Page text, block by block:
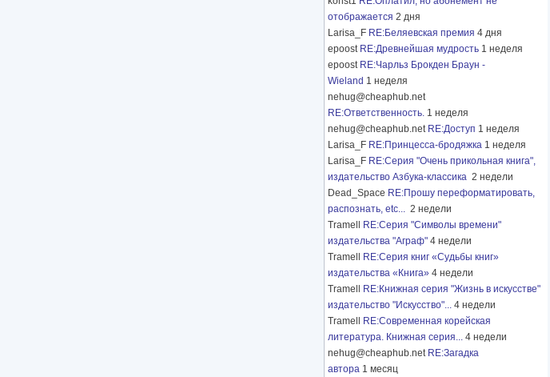
отображается 2 дня
Larisa_F RE:Беляевская премия 4 дня
epoost RE:Древнейшая мудрость 1 неделя
epoost RE:Чарльз Брокден Браун -
Wieland 1 неделя
nehug@cheaphub.net
RE:Ответственность. 1 неделя
nehug@cheaphub.net RE:Доступ 1 неделя
Larisa_F RE:Принцесса-бродяжка 1 неделя
Larisa_F RE:Серия "Очень прикольная книга",
издательство Азбука-классика 2 недели
Dead_Space RE:Прошу переформатировать,
распознать, etc... 2 недели
Tramell
RE:Серия "Символы времени"
издательства "Аграф" 4 недели
Tramell
RE:Серия книг «Судьбы книг»
издательства «Книга» 4 недели
Tramell
RE:Книжная серия "Жизнь в искусстве"
издательство "Искусство"... 4 недели
Tramell
RE:Современная корейская
литература. Книжная серия... 4 недели
nehug@cheaphub.net RE:Загадка
автора 1 месяц